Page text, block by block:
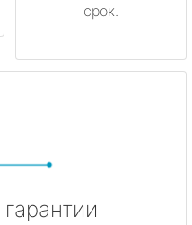
срок.